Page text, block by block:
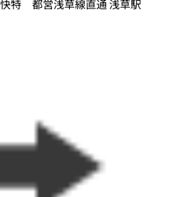
特 都営浅草線直通 浅草駅